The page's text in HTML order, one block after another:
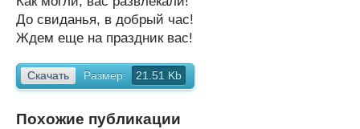
До свиданья, в добрый час!
Ждем еще на праздник вас!
Скачать Размер: 21.51 Kb
Похожие публикации